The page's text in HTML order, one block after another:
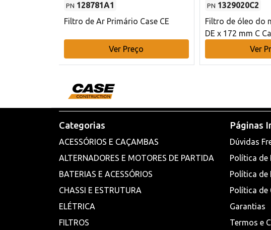
PN 128781A1
Filtro de Ar Primário Case CE
Ver Preço
PN 1329020C2
Filtro de óleo do
DE x 172 mm C
Ver
Categorias
ACESSÓRIOS E CAÇAMBAS
ALTERNADORES E MOTORES DE PARTIDA
BATERIAS E ACESSÓRIOS
CHASSI E ESTRUTURA
ELÉTRICA
FILTROS
Páginas
Dúvidas
Política de
Política de
Política de
Garantias
Termos e